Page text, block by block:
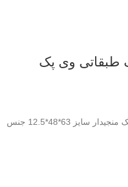
chevron piston seal پکینگ طبقاتی وی پک
chevron piston seal پکینگ طبقاتی وی پک منجیدار سایز 63*48*12.5 جنس